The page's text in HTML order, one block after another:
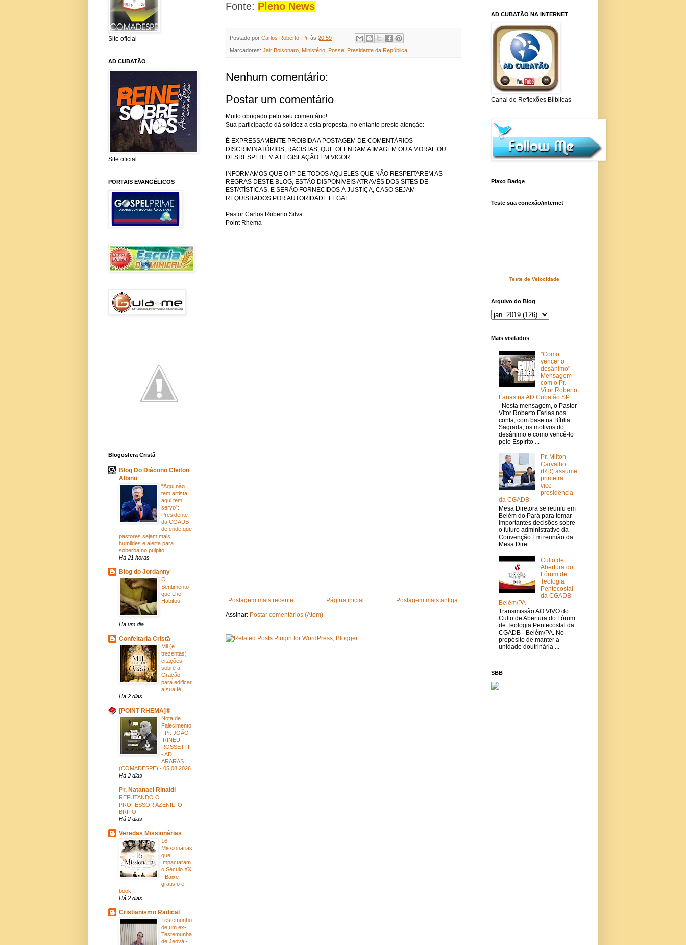
Fonte: Pleno News
Postado por Carlos Roberto, Pr. às 20:59
Marcadores: Jair Bolsonaro Ministério Posse Presidente da República
Nenhum comentário:
Postar um comentário
Muito obrigado pelo seu comentário!
Sua participação dá solidez a esta proposta, no entanto preste atenção:
É EXPRESSAMENTE PROIBIDA A POSTAGEM DE COMENTÁRIOS
DISCRIMINATÓRIOS, RACISTAS, QUE OFENDAM A IMAGEM OU A MORAL OU
DESRESPEITEM A LEGISLAÇÃO EM VIGOR.
INFORMAMOS QUE O IP DE TODOS AQUELES QUE NÃO RESPEITAREM AS
REGRAS DESTE BLOG, ESTÃO DISPONÍVEIS ATRAVÉS DOS SITES DE
ESTATÍSTICAS, E SERÃO FORNECIDOS À JUSTIÇA, CASO SEJAM
REQUISITADOS POR AUTORIDADE LEGAL.
Pastor Carlos Roberto Silva
Point Rhema
Postagem mais recente Postagem mais antiga
Página inicial
Assinar: Postar comentários (Atom)
Site oficial
AD CUBATÃO
Site oficial
PORTAIS EVANGÉLICOS
Blogosfera Cristã
Blog Do Diácono Cleiton
Albino
“Aqui não
tem artista,
aqui tem
servo”:
Presidente
da CGADB
defende que
pastores sejam mais
humildes e alerta para
soberba no púlpito
Há 21 horas
Blog do Jordanny
O
Sentimento
que Lhe
Habitou
Há um dia
Confeitaria Cristã
Mil (e
trezentas)
citações
sobre a
Oração
para edificar
a sua fé
Há 2 dias
[POINT RHEMA]®
Nota de
Falecimento
- Pr. JOÃO
IRINEU
ROSSETTI
- AD
ARARAS
(COMADESPE) - 05.08.2026
Há 2 dias
Pr. Natanael Rinaldi
REFUTANDO O
PROFESSOR AZENILTO
BRITO
Há 2 dias
Veredas Missionárias
16
Missionárias
que
Impactaram
o Século XX
- Baixe
grátis o e-
book
Há 2 dias
Cristianismo Radical
Testemunho
de um ex-
Testemunha
de Jeová -
AD CUBATÃO NA INTERNET
Canal de Reflexões Bílblicas
Plaxo Badge
Teste sua conexão/internet
Teste de Velocidade
Arquivo do Blog
Mais visitados
"Como
vencer o
desânimo" -
Mensagem
com o Pr.
Vitor Roberto
Farias na AD Cubatão SP
Nesta mensagem, o Pastor
Vitor Roberto Farias nos
conta, com base na Bíblia
Sagrada, os motivos do
desânimo e como vencê-lo
pelo Espírito ...
Pr. Milton
Carvalho
(RR) assume
primeira
vice-
presidência
da CGADB
Mesa Diretora se reuniu em
Belém do Pará para tomar
importantes decisões sobre
o futuro administrativo da
Convenção Em reunião da
Mesa Diret...
Culto de
Abertura do
Fórum de
Teologia
Pentecostal
da CGADB -
Belém/PA
Transmissão AO VIVO do
Culto de Abertura do Fórum
de Teologia Pentecostal da
CGADB - Belém/PA. No
propósito de manter a
unidade doutrinária ...
SBB